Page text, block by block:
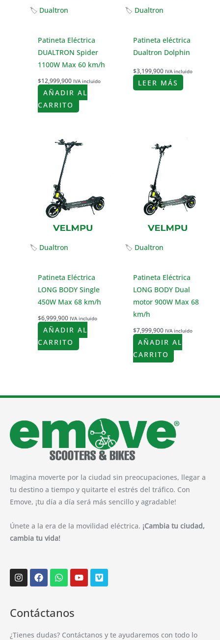
🏷 Dualtron
Patineta Eléctrica
DUALTRON Spider
1100W Max 60 km/h
$12,999,900 IVA incluido
AÑADIR AL
CARRITO
🏷 Dualtron
Patineta eléctrica
Dualtron Dolphin
$3,199,900 IVA incluido
LEER MÁS
🏷 Dualtron
Patineta Eléctrica
LONG BODY Single
450W Max 68 km/h
$6,999,900 IVA incluido
AÑADIR AL
CARRITO
🏷 Dualtron
Patineta Eléctrica
LONG BODY Dual
motor 900W Max 68
km/h
$7,999,900 IVA incluido
AÑADIR AL
CARRITO
Imagina moverte por la ciudad sin preocupaciones, llegar a
tu destino a tiempo y quitarte el estrés del tráfico. Con
Emove, ¡tu día a día será más sencillo y agradable!
Únete a la era de la movilidad eléctrica. ¡Cambia tu ciudad,
cambia tu vida!
Instagram
FacebookWhatsapp
YoutubeVimeo
Contáctanos
¿Tienes dudas? Contáctanos y te ayudaremos con todo lo